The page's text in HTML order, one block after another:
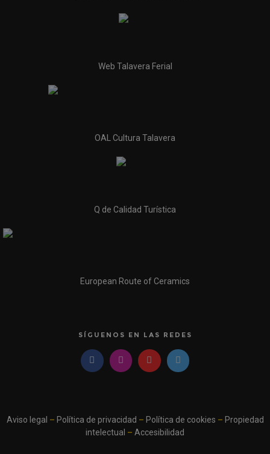
Web Talavera Ferial
OAL Cultura Talavera
Q de Calidad Turística
European Route of Ceramics
SÍGUENOS EN LAS REDES
Aviso legal – Política de privacidad – Política de cookies – Propiedad
intelectual – Accesibilidad